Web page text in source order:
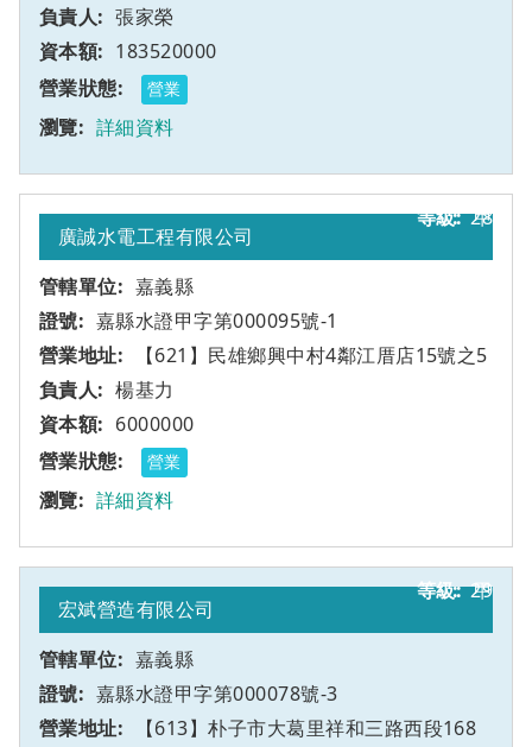
張家榮
183520000
營業
詳細資料
28
廣誠水電工程有限公司
嘉義縣
嘉縣水證甲字第000095號-1
【621】民雄鄉興中村4鄰江厝店15號之5
甲
楊基力
6000000
營業
詳細資料
29
宏斌營造有限公司
嘉義縣
嘉縣水證甲字第000078號-3
【613】朴子市大葛里祥和三路西段168
甲